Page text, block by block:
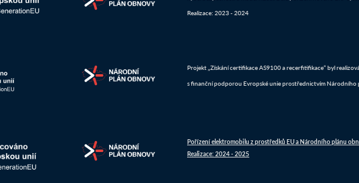
Realizace: 2023 - 2024
Projekt „Získání certifikace AS9100 a recerfitifikace“ byl
s finanční podporou Evropské unie prostřednictvím Národního
Pořízení elektromobilu z prostředků EU a Národního plánu
Realizace: 2024 - 2025